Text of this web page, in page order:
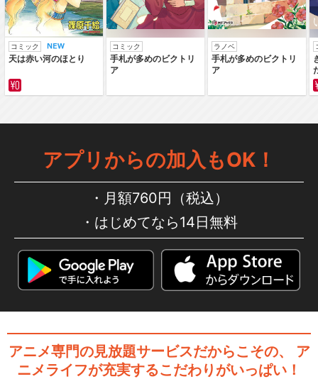
コミック
天は赤い河のほとり
コミック
手札が多めのビクトリ
ア
ラノベ
手札が多めのビクトリ
ア
アプリからの加入もOK！
月額760円（税込）
はじめてなら14日無料
アニメ専門の見放題サービスだからこその、
ア
ニメライフが充実するこだわりがいっぱい！